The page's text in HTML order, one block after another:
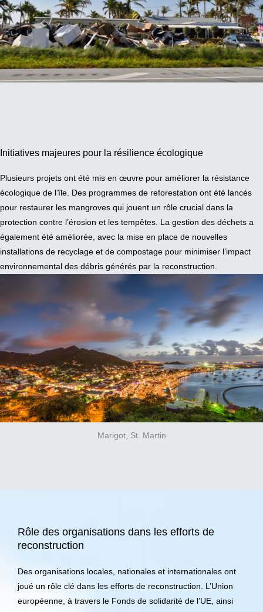
Initiatives majeures pour la résilience écologique
Plusieurs projets ont été mis en œuvre pour améliorer la résistance
écologique de l’île. Des programmes de reforestation ont été lancés
pour restaurer les mangroves qui jouent un rôle crucial dans la
protection contre l’érosion et les tempêtes. La gestion des déchets a
également été améliorée, avec la mise en place de nouvelles
installations de recyclage et de compostage pour minimiser l’impact
environnemental des débris générés par la reconstruction.
Marigot, St. Martin
Rôle des organisations dans les efforts de
reconstruction
Des organisations locales, nationales et internationales ont
joué un rôle clé dans les efforts de reconstruction. L’Union
européenne, à travers le Fonds de solidarité de l’UE, ainsi